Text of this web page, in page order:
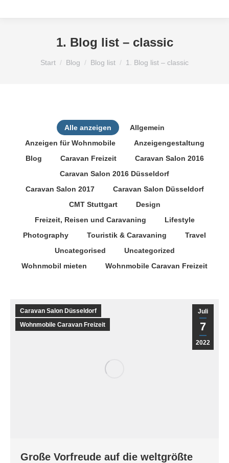
1. Blog list – classic
Sie befinden sich hier:
Start Blog Blog list 1. Blog list – classic
Alle anzeigen
Allgemein
Anzeigen für Wohnmobile
Anzeigengestaltung
Blog
Caravan Freizeit
Caravan Salon 2016
Caravan Salon 2016 Düsseldorf
Caravan Salon 2017
Caravan Salon Düsseldorf
CMT Stuttgart
Design
Freizeit, Reisen und Caravaning
Lifestyle
Photography
Touristik & Caravaning
Travel
Uncategorised
Uncategorized
Wohnmobil mieten
Wohnmobile Caravan Freizeit
Juli
7
2022
Caravan Salon Düsseldorf
Wohnmobile Caravan Freizeit
Große Vorfreude auf die weltgrößte